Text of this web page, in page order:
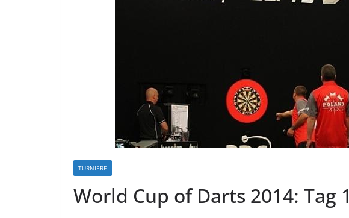
TURNIERE
World Cup of Darts 2014: Tag 1